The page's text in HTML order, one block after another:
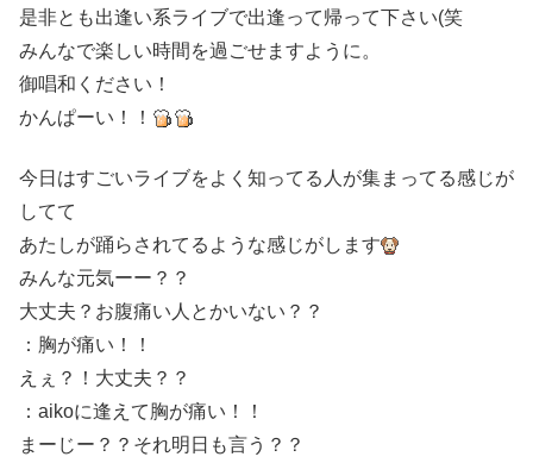
是非とも出逢い系ライブで出逢って帰って下さい(笑
みんなで楽しい時間を過ごせますように。
御唱和ください！
かんぱーい！！
今日はすごいライブをよく知ってる人が集まってる感じが
してて
あたしが踊らされてるような感じがします
みんな元気ーー？？
大丈夫？お腹痛い人とかいない？？
：胸が痛い！！
えぇ？！大丈夫？？
：aikoに逢えて胸が痛い！！
まーじー？？それ明日も言う？？